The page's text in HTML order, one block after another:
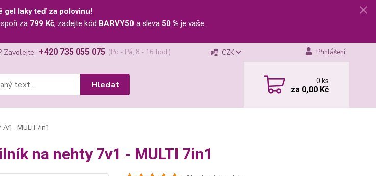
gel laky teď za polovinu!
za 799 Kč, zadejte kód BARVY50 a sleva 50 % je vaše.
CZK Přihlášení
Hledat
Zavolejte. +420 735 055 075 (Po - Pá, 8 - 16 hod.)
0ks
za 0,00 Kč
- MULTI 7in1
na nehty 7v1 - MULTI 7in1